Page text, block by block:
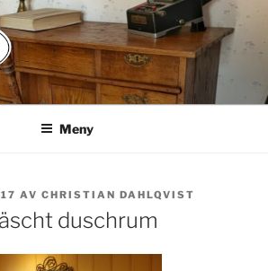
AFFÄRSHUS
Meny
AV CHRISTIAN DAHLQVIST
duschrum